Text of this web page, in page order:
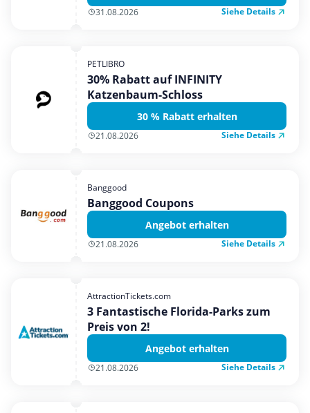
31.08.2026 Siehe Details
PETLIBRO
30% Rabatt auf INFINITY
Katzenbaum-Schloss
30 % Rabatt erhalten
21.08.2026 Siehe Details
Banggood
Banggood Coupons
Angebot erhalten
21.08.2026 Siehe Details
AttractionTickets.com
3 Fantastische Florida-Parks zum
Preis von 2!
Angebot erhalten
21.08.2026 Siehe Details